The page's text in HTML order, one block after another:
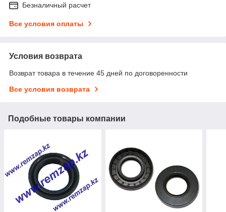
Безналичный расчет
Все условия оплаты
Условия возврата
Возврат товара в течение 45 дней по договоренности
Все условия возврата
Подобные товары компании